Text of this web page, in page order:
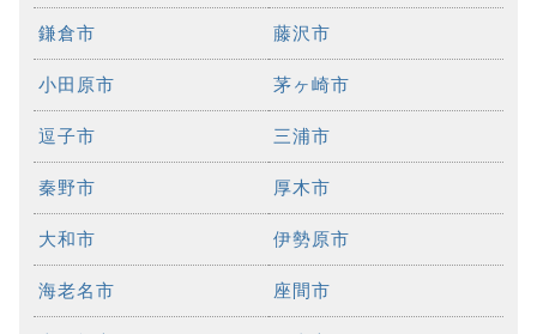
鎌倉市 藤沢市
小田原市 茅ヶ崎市
逗子市 三浦市
秦野市 厚木市
大和市 伊勢原市
海老名市 座間市